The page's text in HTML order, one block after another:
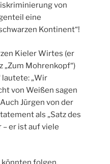
von
eine
Kontinent“!
Kieler Wirtes (er
„Zum Mohrenkopf“)
lautete: „Wir
von Weißen sagen
Jürgen von der
als „Satz des
– er ist auf viele